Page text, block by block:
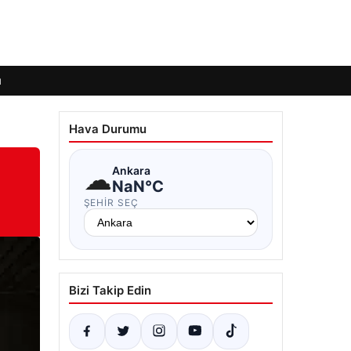
Hava Durumu
☁Ankara
NaN°C
ŞEHIR SEÇ
Bizi Takip Edin